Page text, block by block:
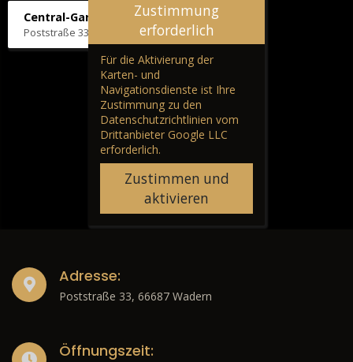
Central-Garage H. Wilhelm
Poststraße 33, 66687 Wadern
Zustimmung
erforderlich
Für die Aktivierung der
Karten- und
Navigationsdienste ist Ihre
Zustimmung zu den
Datenschutzrichtlinien vom
Drittanbieter Google LLC
erforderlich.
Zustimmen und
aktivieren
Adresse:
Poststraße 33, 66687 Wadern
Öffnungszeit: